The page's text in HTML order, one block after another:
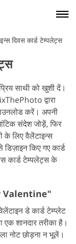
दिवस कार्ड टेम्पलेट्स
साथी को खुशी दें।
द्वारा
करें। अपनी
संदेश जोड़ें, फिर
के लिए वैलेंटाइन्स
किए गए कार्ड
कार्ड टेम्पलेट्स के
Valentine"
डे कार्ड टेम्प्लेट
शानदार तरीका है।
नोट छोड़ना न भूलें।